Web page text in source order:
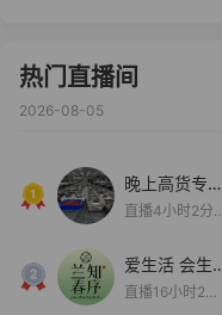
热门直播间
2026-08-05
晚上高货专场
大放漏
直播4小时2分5
爱生活 会生
活
直播16小时24